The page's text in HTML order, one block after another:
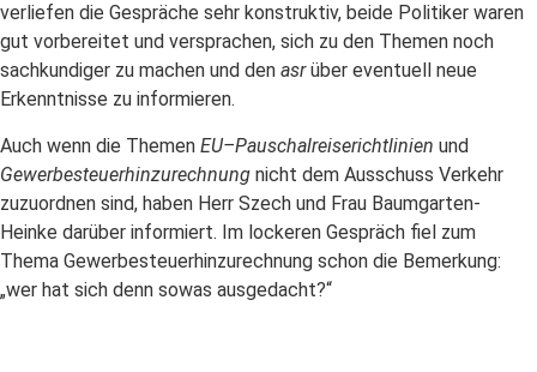
verliefen die Gespräche sehr konstruktiv, beide Politiker waren
gut vorbereitet und versprachen, sich zu den Themen noch
sachkundiger zu machen und den asrüber eventuell neue
Erkenntnisse zu informieren.
Auch wenn die Themen EU–Pauschalreiserichtlinien und
Gewerbesteuerhinzurechnung nicht dem Ausschuss Verkehr
zuzuordnen sind, haben Herr Szech und Frau Baumgarten-
Heinke darüber informiert. Im lockeren Gespräch fiel zum
Thema Gewerbesteuerhinzurechnung schon die Bemerkung:
„wer hat sich denn sowas ausgedacht?“